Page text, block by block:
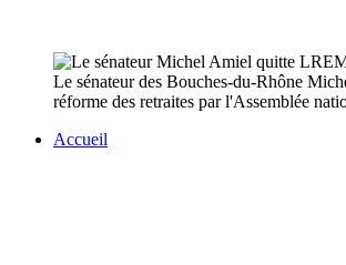
Le sénateur des Bouches-du-Rhône
réforme des retraites par l'Assemblée
Accueil